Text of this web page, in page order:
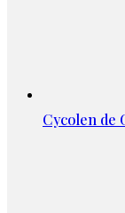
Cycolen de